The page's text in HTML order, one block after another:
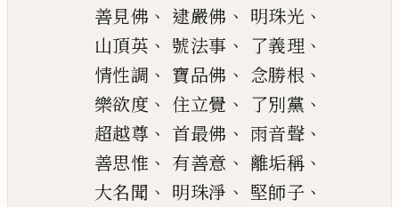
善見佛 、 逮嚴佛 、 明珠光 、
山頂英 、 號法事 、 了義理 、
情性調 、 寶品佛 、 念勝根 、
樂欲度 、 住立覺 、 了別黨 、
超越尊 、 首最佛 、 雨音聲 、
善思惟 、 有善意 、 離垢稱 、
大名聞 、 明珠淨 、 堅師子 、